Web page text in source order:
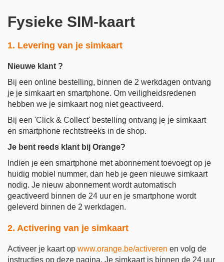
Fysieke SIM-kaart
1. Levering van je simkaart
Nieuwe klant ?
Bij een online bestelling, binnen de 2 werkdagen ontvang
je je simkaart en smartphone. Om veiligheidsredenen
hebben we je simkaart nog niet geactiveerd.
Bij een 'Click & Collect' bestelling ontvang je je simkaart
en smartphone rechtstreeks in de shop.
Je bent reeds klant bij Orange?
Indien je een smartphone met abonnement toevoegt op je
huidig mobiel nummer, dan heb je geen nieuwe simkaart
nodig. Je nieuw abonnement wordt automatisch
geactiveerd binnen de 24 uur en je smartphone wordt
geleverd binnen de 2 werkdagen.
2. Activering van je simkaart
Activeer je kaart op www.orange.be/activeren en volg de
instructies op deze pagina. Je simkaart is binnen de 24 uur